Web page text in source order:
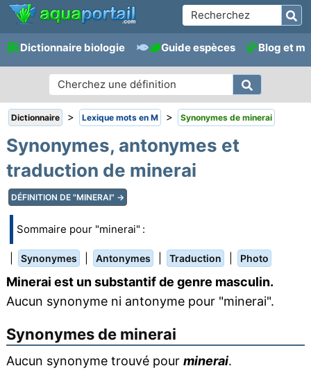
Dictionnaire biologie Guide espèces Blog et
Dictionnaire > Lexique mots en M > Synonymes de minerai
Synonymes, antonymes et
traduction de minerai
DÉFINITION DE "MINERAI" →
Sommaire pour "minerai" :
Synonymes Antonymes Traduction Photo
Minerai est un substantif de genre masculin.
Aucun synonyme ni antonyme pour "minerai".
Synonymes de minerai
Aucun synonyme trouvé pour minerai.